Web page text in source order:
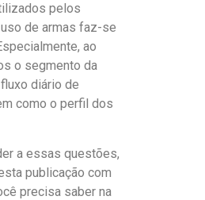
pelos
de armas faz-se
ao
o segmento da
diário de
como o perfil dos
a essas questões,
publicação com
precisa saber na